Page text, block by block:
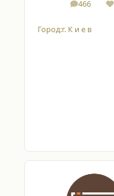
466
Город:г. К и е в